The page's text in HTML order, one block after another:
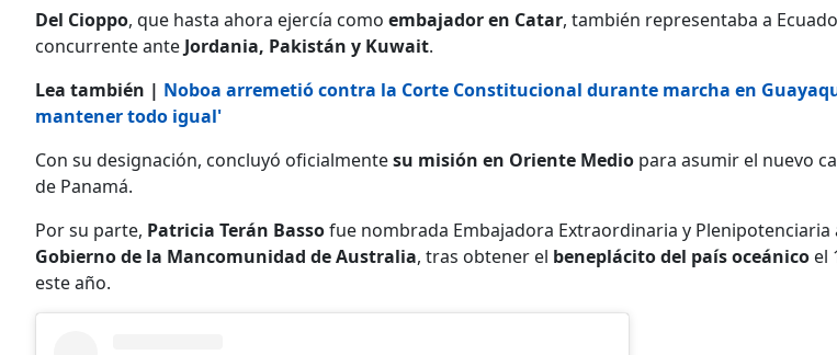
Del Cioppo, que hasta ahora ejercía como embajador en Catar, también representaba a
concurrente anteJordania, Pakistán y Kuwait.
Lea también | Noboa arremetió contra la Corte Constitucional durante marcha en
mantener todo igual'
Con su designación, concluyó oficialmentesu misión en Oriente Medio para asumir el nuevo
de Panamá.
Por su parte, Patricia Terán Bassofue nombrada Embajadora Extraordinaria y Plenipotenciaria
Gobierno de la Mancomunidad de Australia, tras obtener el beneplácito del país oceánico el
este año.